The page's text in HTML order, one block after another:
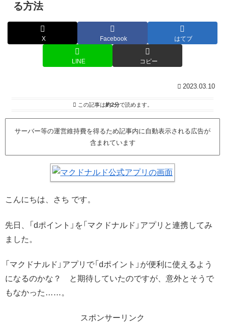
る方法
X Facebook はてブ
LINE コピー
2023.03.10
この記事は約2分で読めます。
サーバー等の運営維持費を得るため記事内に自動表示される広告が
含まれています
こんにちは、さち です。
先日、「dポイント」を「マクドナルド」アプリと連携してみ
ました。
「マクドナルド」アプリで「dポイント」が便利に使えるよう
になるのかな？ と期待していたのですが、意外とそうで
もなかった……。
スポンサーリンク